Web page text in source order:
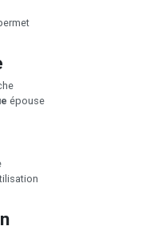
épouse